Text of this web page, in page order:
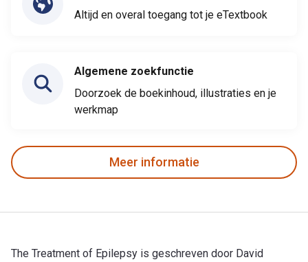
Altijd en overal toegang tot je eTextbook
Algemene zoekfunctie
Doorzoek de boekinhoud, illustraties en je
werkmap
Meer informatie
The Treatment of Epilepsy is geschreven door David